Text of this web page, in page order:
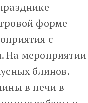
форме
с
На мероприятии
блинов.
в печи в